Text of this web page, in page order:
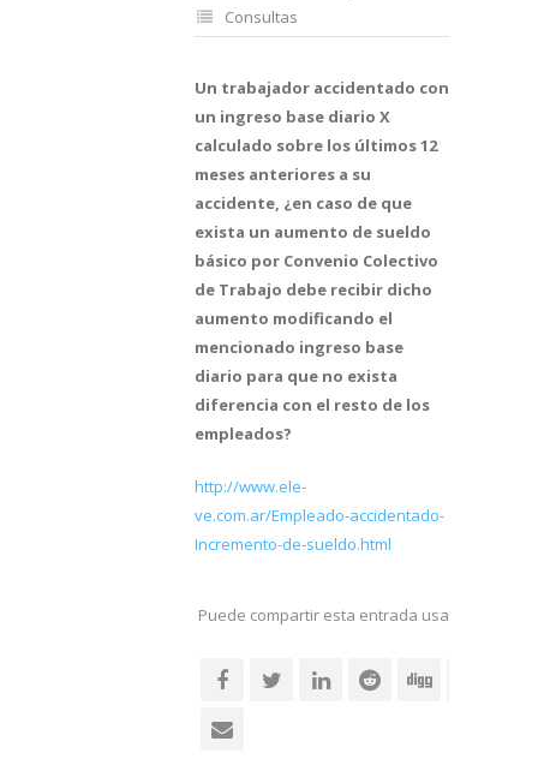
Consultas
Un trabajador accidentado con
un ingreso base diario X
calculado sobre los últimos 12
meses anteriores a su
accidente, ¿en caso de que
exista un aumento de sueldo
básico por Convenio Colectivo
de Trabajo debe recibir dicho
aumento modificando el
mencionado ingreso base
diario para que no exista
diferencia con el resto de los
empleados?
http://www.ele-
ve.com.ar/Empleado-accidentado-
Incremento-de-sueldo.html
Puede compartir esta entrada usando sus